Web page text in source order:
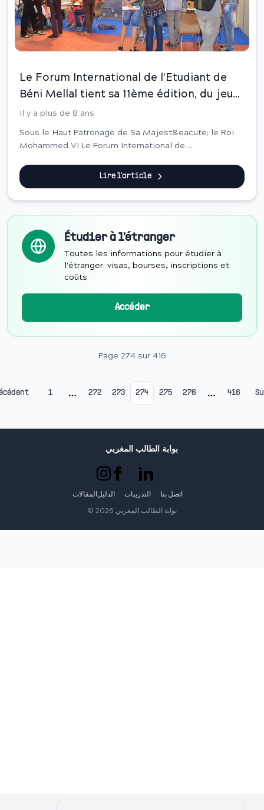
Le Forum International de l’Etudiant de
Béni Mellal tient sa 11ème édition, du jeudi
19 au samedi 21 avril 2018, à la salle
couverte Béni Mellal.
Il y a plus de 8 ans
Sous le Haut Patronage de Sa Majest&eacute; le Roi
Mohammed VI Le Forum International de
11&egrave;me &eacute;dition, du jeudi 19 au samedi 21
avril ...
Lire l'article
Étudier à l'étranger
Toutes les informations pour étudier à
l'étranger: visas, bourses, inscriptions et
coûts
Accéder
Page 274sur 416
1 272 273 274 275 276 416
بوابة الطالب المغربي
المقالات الدليل التدريبات اتصل بنا
© 2026 بوابة الطالب المغربي